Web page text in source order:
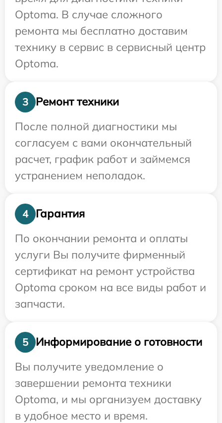
Optoma. В случае сложного
ремонта мы бесплатно доставим
технику в сервис в сервисный центр
Optoma.
3
Ремонт техники
После полной диагностики мы
согласуем с вами окончательный
расчет, график работ и займемся
устранением неполадок.
4
Гарантия
По окончании ремонта и оплаты
услуги Вы получите фирменный
сертификат на ремонт устройства
Optoma сроком на все виды работ и
запчасти.
5
Информирование о готовности
Вы получите уведомление о
завершении ремонта техники
Optoma, и мы организуем доставку
в удобное место и время.